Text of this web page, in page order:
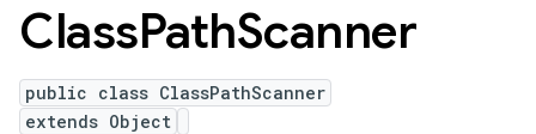
ClassPathScanner
public class ClassPathScanner
extends Object